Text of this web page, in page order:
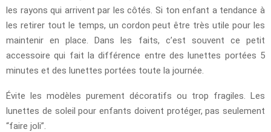
les rayons qui arrivent par les côtés. Si ton enfant a tendance à
les retirer tout le temps, un cordon peut être très utile pour les
maintenir en place. Dans les faits, c’est souvent ce petit
accessoire qui fait la différence entre des lunettes portées 5
minutes et des lunettes portées toute la journée.
Évite les modèles purement décoratifs ou trop fragiles. Les
lunettes de soleil pour enfants doivent protéger, pas seulement
“faire joli”.